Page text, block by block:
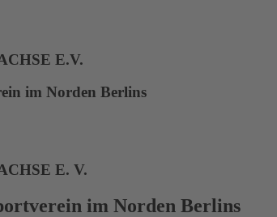
E.V.
im Norden Berlins
E. V.
im Norden Berlins